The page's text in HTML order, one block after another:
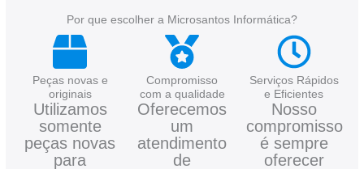
Por que escolher a Microsantos Informática?
Peças novas e
originais
Utilizamos
somente
peças novas
para
Compromisso
com a qualidade
Oferecemos
um
atendimento
de
Serviços Rápidos
e Eficientes
Nosso
compromisso
é sempre
oferecer